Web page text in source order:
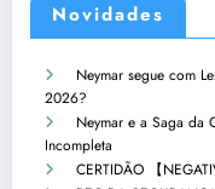
Novidades
Neymar segue com
2026?
Neymar e a Saga da
Incompleta
CERTIDÃO 【